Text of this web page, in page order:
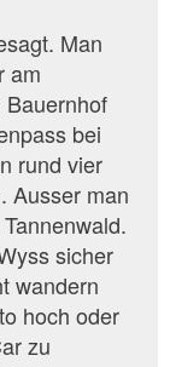
Man
am
bei
rund vier
Ausser man
sicher
wandern
hoch oder
zu